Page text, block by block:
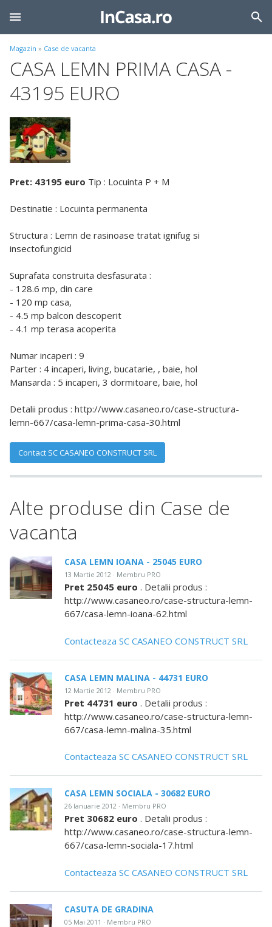
Magazin » Case de vacanta
CASA LEMN PRIMA CASA -
43195 EURO
Pret: 43195 euro Tip : Locuinta P + M
Destinatie : Locuinta permanenta
Structura : Lemn de rasinoase tratat ignifug si
insectofungicid
Suprafata construita desfasurata :
- 128.6 mp, din care
- 120 mp casa,
- 4.5 mp balcon descoperit
- 4.1 mp terasa acoperita
Numar incaperi : 9
Parter : 4 incaperi, living, bucatarie, , baie, hol
Mansarda : 5 incaperi, 3 dormitoare, baie, hol
Detalii produs : http://www.casaneo.ro/case-structura-
lemn-667/casa-lemn-prima-casa-30.html
Contact SC CASANEO CONSTRUCT SRL
Alte produse din Case de
vacanta
CASA LEMN IOANA - 25045 EURO
13 Martie 2012 · Membru PRO
Pret 25045 euro . Detalii produs :
http://www.casaneo.ro/case-structura-lemn-
667/casa-lemn-ioana-62.html
Contacteaza SC CASANEO CONSTRUCT SRL
CASA LEMN MALINA - 44731 EURO
12 Martie 2012 · Membru PRO
Pret 44731 euro . Detalii produs :
http://www.casaneo.ro/case-structura-lemn-
667/casa-lemn-malina-35.html
Contacteaza SC CASANEO CONSTRUCT SRL
CASA LEMN SOCIALA - 30682 EURO
26 Ianuarie 2012 · Membru PRO
Pret 30682 euro . Detalii produs :
http://www.casaneo.ro/case-structura-lemn-
667/casa-lemn-sociala-17.html
Contacteaza SC CASANEO CONSTRUCT SRL
CASUTA DE GRADINA
05 Mai 2011 · Membru PRO